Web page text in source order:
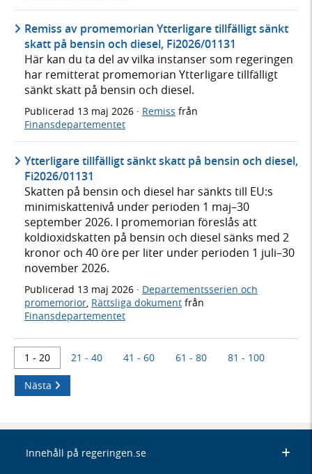
Remiss av promemorian Ytterligare tillfälligt sänkt
skatt på bensin och diesel, Fi2026/01131
Här kan du ta del av vilka instanser som regeringen
har remitterat promemorian Ytterligare tillfälligt
sänkt skatt på bensin och diesel.
Publicerad 13 maj 2026 · Remiss från
Finansdepartementet
Ytterligare tillfälligt sänkt skatt på bensin och diesel,
Fi2026/01131
Skatten på bensin och diesel har sänkts till EU:s
minimiskattenivå under perioden 1 maj–30
september 2026. I promemorian föreslås att
koldioxidskatten på bensin och diesel sänks med 2
kronor och 40 öre per liter under perioden 1 juli–30
november 2026.
Publicerad 13 maj 2026 · Departementsserien och
promemorior Rättsliga dokument från
Finansdepartementet
1 - 20 21 - 40 41 - 60 61 - 80 81 - 100
Nästa
Innehåll på regeringen.se